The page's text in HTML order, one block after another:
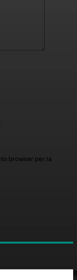
browser per la
riuscito al